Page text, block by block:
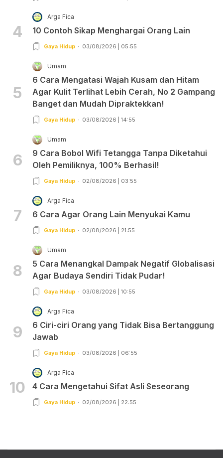
4
Arga Fica
10 Contoh Sikap Menghargai Orang Lain
Gaya Hidup 03/08/2026 | 05:55
5
Umam
6 Cara Mengatasi Wajah Kusam dan Hitam
Agar Kulit Terlihat Lebih Cerah, No 2 Gampang
Banget dan Mudah Dipraktekkan!
Gaya Hidup 03/08/2026 | 14:55
6
Umam
9 Cara Bobol Wifi Tetangga Tanpa Diketahui
Oleh Pemiliknya, 100% Berhasil!
Gaya Hidup 02/08/2026 | 03:55
7
Arga Fica
6 Cara Agar Orang Lain Menyukai Kamu
Gaya Hidup 02/08/2026 | 21:55
8
Umam
5 Cara Menangkal Dampak Negatif Globalisasi
Agar Budaya Sendiri Tidak Pudar!
Gaya Hidup 03/08/2026 | 10:55
9
Arga Fica
6 Ciri-ciri Orang yang Tidak Bisa Bertanggung
Jawab
Gaya Hidup 03/08/2026 | 06:55
10
Arga Fica
4 Cara Mengetahui Sifat Asli Seseorang
Gaya Hidup 02/08/2026 | 22:55